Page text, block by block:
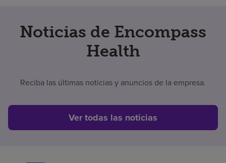
Noticias de Encompass
Health
Reciba las últimas noticias y anuncios de la empresa.
Ver todas las noticias